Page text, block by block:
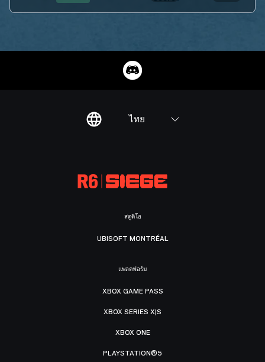
ไทย
สตูดิโอ
UBISOFT MONTRÉAL
แพลตฟอร์ม
XBOX GAME PASS
XBOX SERIES X|S
XBOX ONE
PLAYSTATION®5